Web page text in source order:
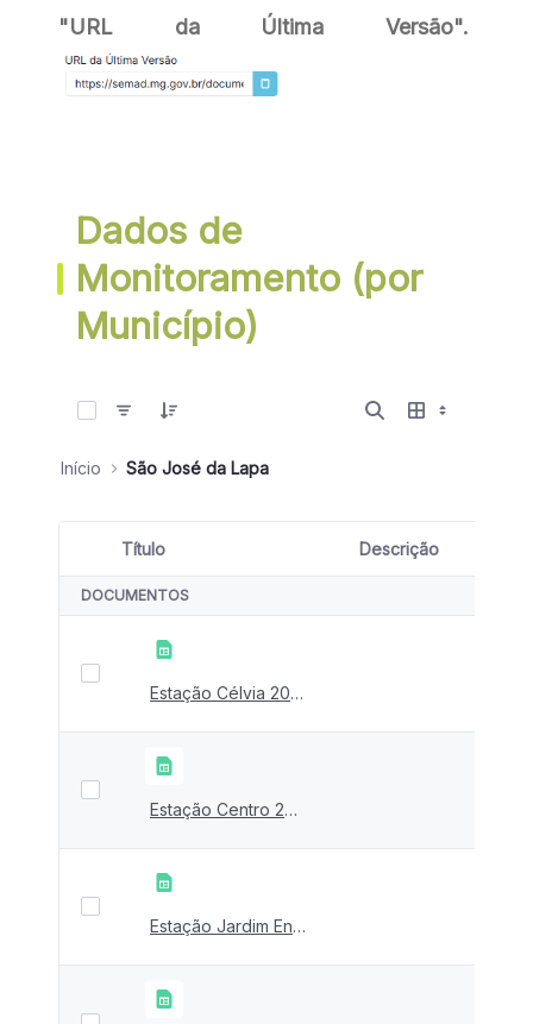
"URL da Última Versão".
Dados de
Monitoramento (por
Município)
Início São José da Lapa
Seleção de item
Título Descrição
DOCUMENTOS
Estação Célvia 2024
Estação Centro 2024
Estação Jardim Encantado 2023 - São José da Lapa - Ical